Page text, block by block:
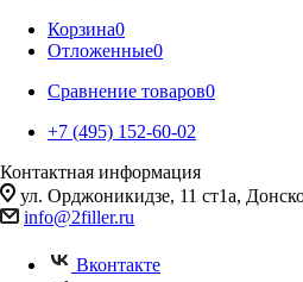
Корзина0
Отложенные0
Сравнение товаров0
+7 (495) 152-60-02
Контактная информация
ул. Орджоникидзе, 11 ст1а,
info@2filler.ru
Вконтакте